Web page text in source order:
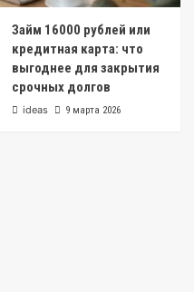
Займ 16000 рублей или
кредитная карта: что
выгоднее для закрытия
срочных долгов
ideas 9 марта 2026